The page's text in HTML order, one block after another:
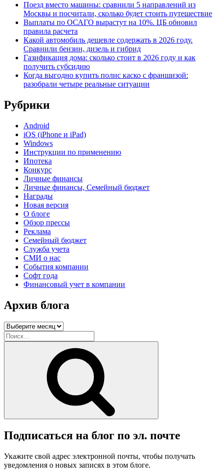
Поезд вместо машины: сравнили 5 направлений из
Москвы и посчитали, сколько будет стоить путешествие
Выплаты по ОСАГО вырастут на 10%. ЦБ обновил
правила расчета
Какой автомобиль дешевле содержать в 2026 году.
Сравнили бензин, дизель и гибрид
Газификация дома: сколько стоит в 2026 году и как
получить субсидию
Когда выгодно купить полис каско с франшизой:
разобрали четыре реальные ситуации
Рубрики
Android
iOS (iPhone и iPad)
Windows
Инструкции по применению
Ипотека
Конкурс
Личные финансы
Личные финансы, Семейный бюджет
Награды
Новая версия
О блоге
Обзор прессы
Реклама
Семейный бюджет
Служба учета
СМИ о нас
События компании
Софт года
Финансовый учет в компании
Архив блога
Архив
блога
Искать:
Подписаться на блог по эл. почте
Укажите свой адрес электронной почты, чтобы получать
уведомления о новых записях в этом блоге.